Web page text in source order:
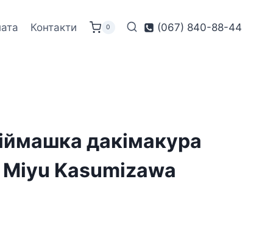
Контакти 0 (067) 840-88-44
дакімакура
Kasumizawa